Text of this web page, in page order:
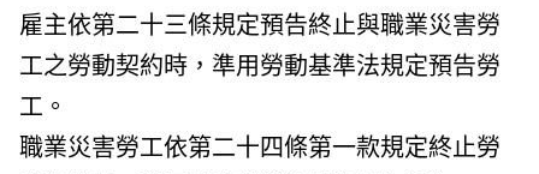
雇主依第二十三條規定預告終止與職業災害勞
工之勞動契約時，準用勞動基準法規定預告勞
工。
職業災害勞工依第二十四條第一款規定終止勞